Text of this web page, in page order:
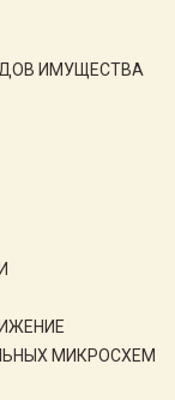
ИМУЩЕСТВА
МИКРОСХЕМ